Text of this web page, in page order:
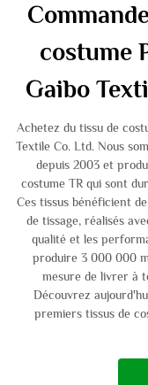
costume
Gaibo
Achetez du tissu de
Textile Co. Ltd. Nous
depuis 2003 et
costume TR qui sont
Ces tissus bénéficient
de tissage, réalisés
qualité et les
produire 3 000 000
mesure de livrer à
Découvrez
premiers tissus de